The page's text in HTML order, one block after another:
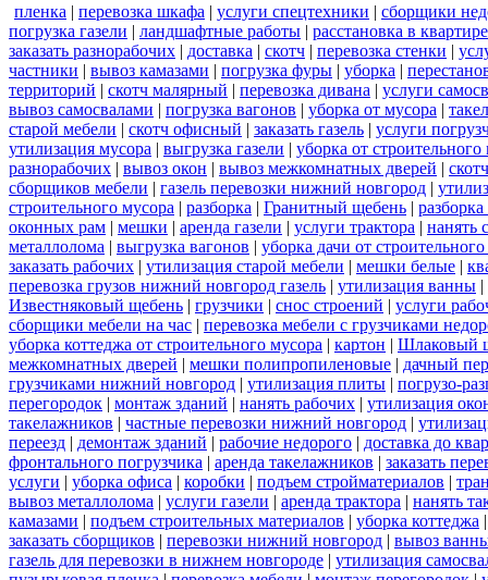
пленка | перевозка шкафа | услуги спецтехники | сборщики
погрузка газели | ландшафтные работы | расстановка в квартире
заказать разнорабочих | доставка | скотч | перевозка стенки |
частники | вывоз камазами | погрузка фуры | уборка |
территорий | скотч малярный | перевозка дивана | услуги
вывоз самосвалами | погрузка вагонов | уборка от мусора |
старой мебели | скотч офисный | заказать газель | услуги
утилизация мусора | выгрузка газели | уборка от строительного
разнорабочих | вывоз окон | вывоз межкомнатных дверей |
сборщиков мебели | газель перевозки нижний новгород |
строительного мусора | разборка | Гранитный щебень |
оконных рам | мешки | аренда газели | услуги трактора | нанять
металлолома | выгрузка вагонов | уборка дачи от
заказать рабочих | утилизация старой мебели | мешки белые |
перевозка грузов нижний новгород газель | утилизация ванны |
Известняковый щебень | грузчики | снос строений | услуги
сборщики мебели на час | перевозка мебели с грузчиками
уборка коттеджа от строительного мусора | картон | Шлаковый
межкомнатных дверей | мешки полипропиленовые | дачный
грузчиками нижний новгород | утилизация плиты | погрузо-
перегородок | монтаж зданий | нанять рабочих | утилизация
такелажников | частные перевозки нижний новгород |
переезд | демонтаж зданий | рабочие недорого | доставка до
фронтального погрузчика | аренда такелажников | заказать
услуги | уборка офиса | коробки | подъем стройматериалов |
вывоз металлолома | услуги газели | аренда трактора | нанять
камазами | подъем строительных материалов | уборка коттеджа
заказать сборщиков | перевозки нижний новгород | вывоз
газель для перевозки в нижнем новгороде | утилизация